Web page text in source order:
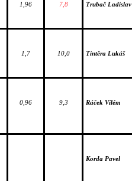
1,96 7,8 Trubač Ladislav
1,7 10,0 Tintěra Lukáš
0,96 9,3 Ráček Vilém
Korda Pavel